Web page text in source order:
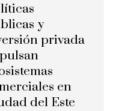
y
privada
en
del Este